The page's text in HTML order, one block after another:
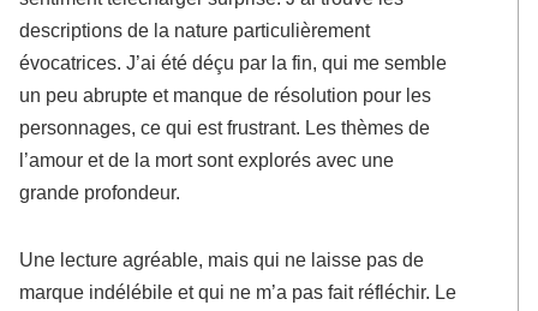
descriptions de la nature particulièrement
évocatrices. J’ai été déçu par la fin, qui me semble
un peu abrupte et manque de résolution pour les
personnages, ce qui est frustrant. Les thèmes de
l’amour et de la mort sont explorés avec une
grande profondeur.
Une lecture agréable, mais qui ne laisse pas de
marque indélébile et qui ne m’a pas fait réfléchir. Le